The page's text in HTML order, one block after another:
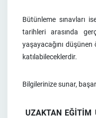
Bütünleme sınavları
tarihleri arasında
yaşayacağını
katılabileceklerdir.
Bilgilerinize sunar,
UZAKTAN EĞİTİM